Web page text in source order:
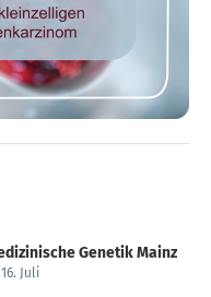
Genetik Mainz
16. Juli